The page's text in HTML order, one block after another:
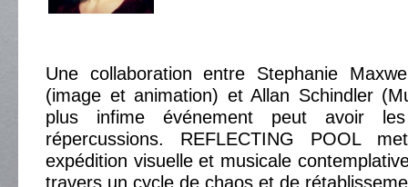
Une collaboration entre Stephanie
(image et animation) et Allan Schindler
plus infime événement peut avoir
répercussions. REFLECTING POOL
expédition visuelle et musicale
travers un cycle de chaos et de